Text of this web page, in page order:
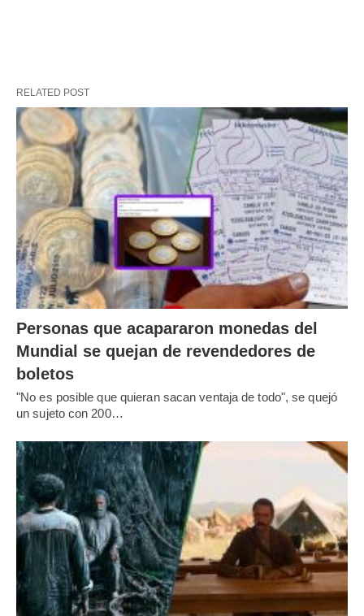
RELATED POST
Personas que acapararon monedas del
Mundial se quejan de revendedores de
boletos
"No es posible que quieran sacan ventaja de todo", se quejó
un sujeto con 200…